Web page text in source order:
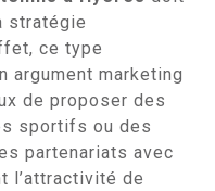
stratégie
ce type
argument marketing
de proposer des
sportifs ou des
partenariats avec
l’attractivité de